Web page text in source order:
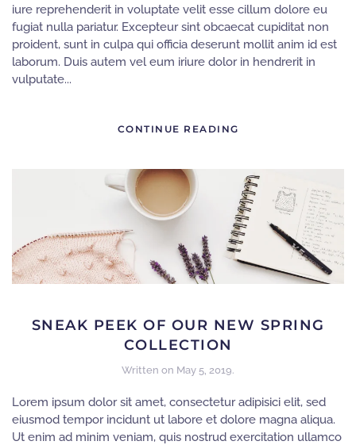
iure reprehenderit in voluptate velit esse cillum dolore eu
fugiat nulla pariatur. Excepteur sint obcaecat cupiditat non
proident, sunt in culpa qui officia deserunt mollit anim id est
laborum. Duis autem vel eum iriure dolor in hendrerit in
vulputate...
CONTINUE READING
SNEAK PEEK OF OUR NEW SPRING
COLLECTION
Written on May 5, 2019.
Lorem ipsum dolor sit amet, consectetur adipisici elit, sed
eiusmod tempor incidunt ut labore et dolore magna aliqua.
Ut enim ad minim veniam, quis nostrud exercitation ullamco